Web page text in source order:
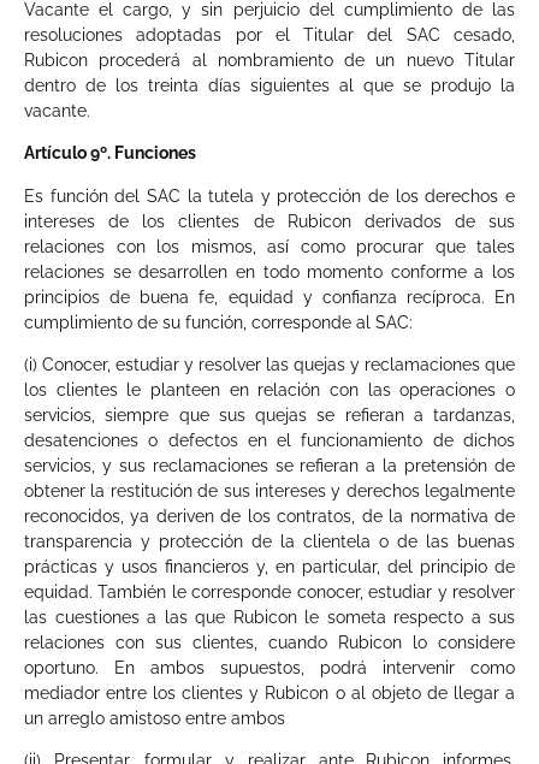
Vacante el cargo, y sin perjuicio del cumplimiento de las
resoluciones adoptadas por el Titular del SAC cesado,
Rubicon procederá al nombramiento de un nuevo Titular
dentro de los treinta días siguientes al que se produjo la
vacante.
Artículo 9º. Funciones
Es función del SAC la tutela y protección de los derechos e
intereses de los clientes de Rubicon derivados de sus
relaciones con los mismos, así como procurar que tales
relaciones se desarrollen en todo momento conforme a los
principios de buena fe, equidad y confianza recíproca. En
cumplimiento de su función, corresponde al SAC:
(i) Conocer, estudiar y resolver las quejas y reclamaciones que
los clientes le planteen en relación con las operaciones o
servicios, siempre que sus quejas se refieran a tardanzas,
desatenciones o defectos en el funcionamiento de dichos
servicios, y sus reclamaciones se refieran a la pretensión de
obtener la restitución de sus intereses y derechos legalmente
reconocidos, ya deriven de los contratos, de la normativa de
transparencia y protección de la clientela o de las buenas
prácticas y usos financieros y, en particular, del principio de
equidad. También le corresponde conocer, estudiar y resolver
las cuestiones a las que Rubicon le someta respecto a sus
relaciones con sus clientes, cuando Rubicon lo considere
oportuno. En ambos supuestos, podrá intervenir como
mediador entre los clientes y Rubicon o al objeto de llegar a
un arreglo amistoso entre ambos